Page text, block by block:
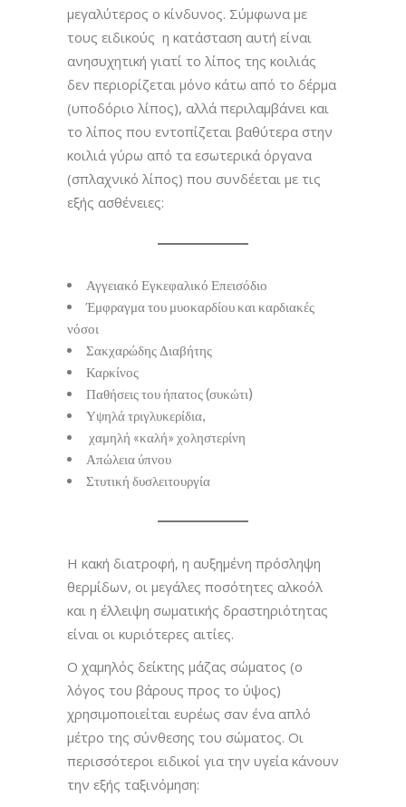
μεγαλύτερος ο κίνδυνος. Σύμφωνα με
τους ειδικούς η κατάσταση αυτή είναι
ανησυχητική γιατί το λίπος της κοιλιάς
δεν περιορίζεται μόνο κάτω από το δέρμα
(υποδόριο λίπος), αλλά περιλαμβάνει και
το λίπος που εντοπίζεται βαθύτερα στην
κοιλιά γύρω από τα εσωτερικά όργανα
(σπλαχνικό λίπος) που συνδέεται με τις
εξής ασθένειες:
Αγγειακό Εγκεφαλικό Επεισόδιο
Έμφραγμα του μυοκαρδίου και καρδιακές
νόσοι
Σακχαρώδης Διαβήτης
Καρκίνος
Παθήσεις του ήπατος (συκώτι)
Υψηλά τριγλυκερίδια,
χαμηλή «καλή» χοληστερίνη
Απώλεια ύπνου
Στυτική δυσλειτουργία
Η κακή διατροφή, η αυξημένη πρόσληψη
θερμίδων, οι μεγάλες ποσότητες αλκοόλ
και η έλλειψη σωματικής δραστηριότητας
είναι οι κυριότερες αιτίες.
Ο χαμηλός δείκτης μάζας σώματος (ο
λόγος του βάρους προς το ύψος)
χρησιμοποιείται ευρέως σαν ένα απλό
μέτρο της σύνθεσης του σώματος. Οι
περισσότεροι ειδικοί για την υγεία κάνουν
την εξής ταξινόμηση: